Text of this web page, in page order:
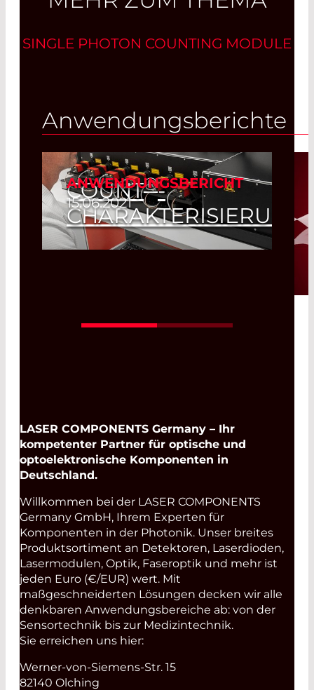
SINGLE PHOTON COUNTING MODULE
Anwendungsberichte
ANWENDUNGSBERICHT
15.06.2021
COUNT®-
LASER COMPONENTS Germany – Ihr
kompetenter Partner für optische und
optoelektronische Komponenten in
Deutschland.
Willkommen bei der LASER COMPONENTS
Germany GmbH, Ihrem Experten für
Komponenten in der Photonik. Unser breites
Produktsortiment an Detektoren, Laserdioden,
Lasermodulen, Optik, Faseroptik und mehr ist
jeden Euro (€/EUR) wert. Mit
maßgeschneiderten Lösungen decken wir alle
denkbaren Anwendungsbereiche ab: von der
Sensortechnik bis zur Medizintechnik.
Sie erreichen uns hier:
Werner-von-Siemens-Str. 15
82140 Olching